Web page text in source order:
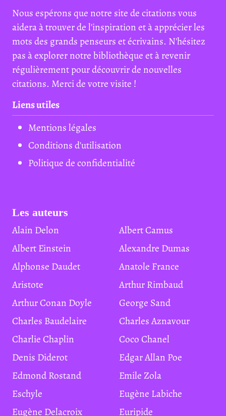
Nous espérons que notre site de citations vous
aidera à trouver de l'inspiration et à apprécier les
mots des grands penseurs et écrivains. N'hésitez
pas à explorer notre bibliothèque et à revenir
régulièrement pour découvrir de nouvelles
citations. Merci de votre visite !
Liens utiles
Mentions légales
Conditions d'utilisation
Politique de confidentialité
Les auteurs
Alain Delon
Albert Camus
Albert Einstein
Alexandre Dumas
Alphonse Daudet
Anatole France
Aristote
Arthur Rimbaud
Arthur Conan Doyle
George Sand
Charles Baudelaire
Charles Aznavour
Charlie Chaplin
Coco Chanel
Denis Diderot
Edgar Allan Poe
Edmond Rostand
Emile Zola
Eschyle
Eugène Labiche
Eugène Delacroix
Euripide